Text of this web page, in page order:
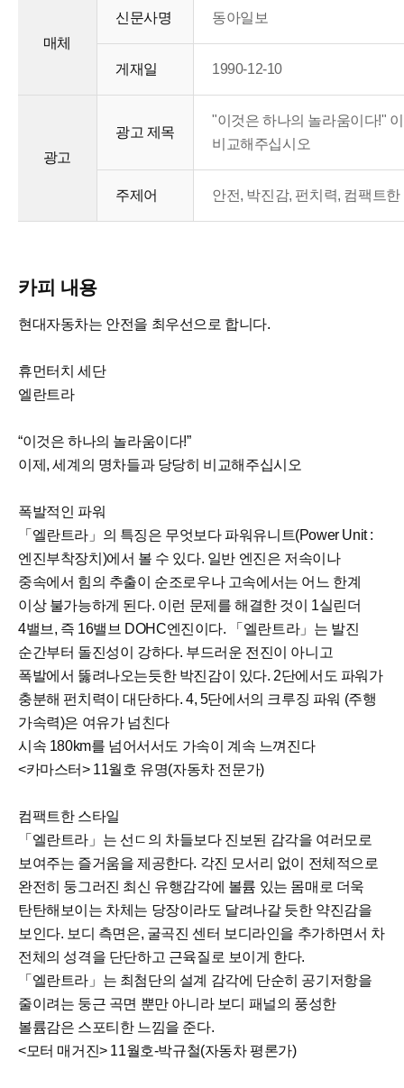
매체
신문사명 동아일보
게재일 1990-12-10
광고
광고 제목
"이것은 하나의 놀라움이다!"
비교해주십시오
주제어 안전, 박진감, 펀치력, 컴팩트
카피 내용
현대자동차는 안전을 최우선으로 합니다.
휴먼터치 세단
엘란트라
“이것은 하나의 놀라움이다!”
이제, 세계의 명차들과 당당히 비교해주십시오
폭발적인 파워
「엘란트라」의 특징은 무엇보다 파워유니트(Power Unit :
엔진부착장치)에서 볼 수 있다. 일반 엔진은 저속이나
중속에서 힘의 추출이 순조로우나 고속에서는 어느 한계
이상 불가능하게 된다. 이런 문제를 해결한 것이 1실린더
4밸브, 즉 16밸브 DOHC엔진이다. 「엘란트라」는 발진
순간부터 돌진성이 강하다. 부드러운 전진이 아니고
폭발에서 뚫려나오는듯한 박진감이 있다. 2단에서도 파워가
충분해 펀치력이 대단하다. 4, 5단에서의 크루징 파워 (주행
가속력)은 여유가 넘친다
시속 180km를 넘어서서도 가속이 계속 느껴진다
<카마스터> 11월호 유명(자동차 전문가)
컴팩트한 스타일
「엘란트라」는 선ㄷ의 차들보다 진보된 감각을 여러모로
보여주는 즐거움을 제공한다. 각진 모서리 없이 전체적으로
완전히 둥그러진 최신 유행감각에 볼륨 있는 몸매로 더욱
탄탄해보이는 차체는 당장이라도 달려나갈 듯한 약진감을
보인다. 보디 측면은, 굴곡진 센터 보디라인을 추가하면서 차
전체의 성격을 단단하고 근육질로 보이게 한다.
「엘란트라」는 최첨단의 설계 감각에 단순히 공기저항을
줄이려는 둥근 곡면 뿐만 아니라 보디 패널의 풍성한
볼륨감은 스포티한 느낌을 준다.
<모터 매거진> 11월호-박규철(자동차 평론가)